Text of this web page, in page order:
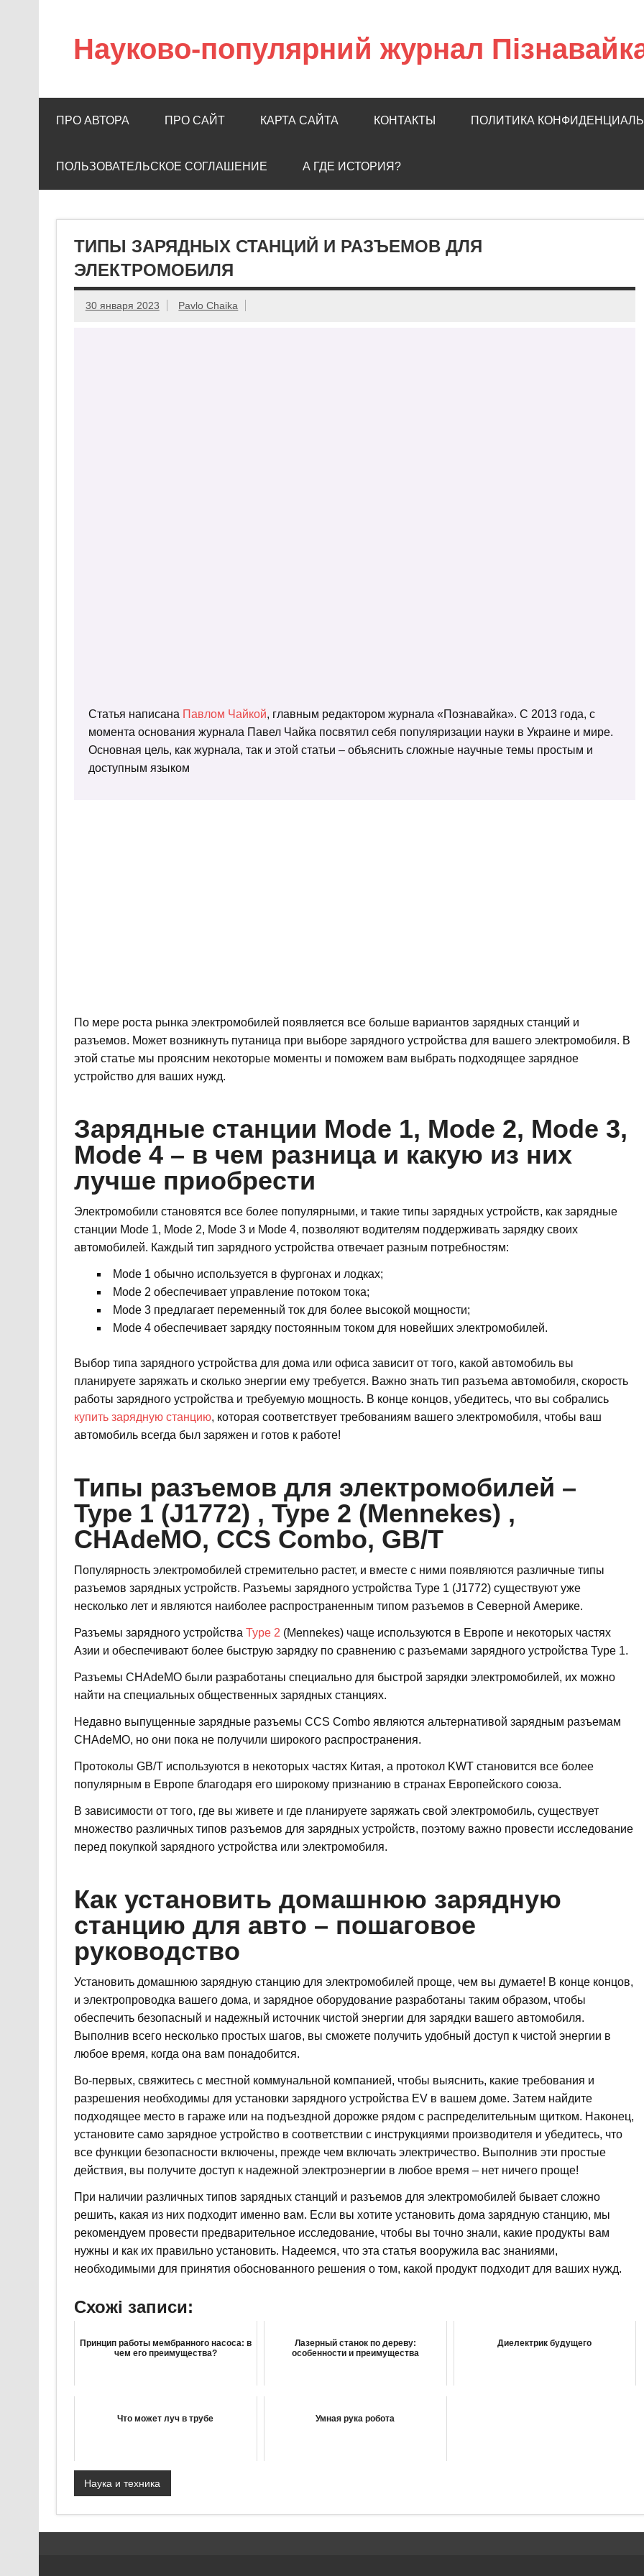
Науково-популярний журнал
ПРО АВТОРА ПРО САЙТ КАРТА САЙТА КОНТАКТЫ ПОЛИТИКА
ПОЛЬЗОВАТЕЛЬСКОЕ СОГЛАШЕНИЕ А ГДЕ ИСТОРИЯ?
ТИПЫ ЗАРЯДНЫХ СТАНЦИЙ И РАЗЪЕМОВ ДЛЯ
ЭЛЕКТРОМОБИЛЯ
30 января 2023 Pavlo Chaika
Статья написана Павлом Чайкой, главным редактором журнала «Познавайка». С 2013 года, с
момента основания журнала Павел Чайка посвятил себя популяризации науки в Украине и мире.
Основная цель, как журнала, так и этой статьи – объяснить сложные научные темы простым и
доступным языком
По мере роста рынка электромобилей появляется все больше вариантов зарядных станций и
разъемов. Может возникнуть путаница при выборе зарядного устройства для вашего электромобиля. В
этой статье мы проясним некоторые моменты и поможем вам выбрать подходящее зарядное
устройство для ваших нужд.
Зарядные станции Mode 1, Mode 2, Mode 3,
Mode 4 – в чем разница и какую из них
лучше приобрести
Электромобили становятся все более популярными, и такие типы зарядных устройств, как зарядные
станции Mode 1, Mode 2, Mode 3 и Mode 4, позволяют водителям поддерживать зарядку своих
автомобилей. Каждый тип зарядного устройства отвечает разным потребностям:
Mode 1 обычно используется в фургонах и лодках;
Mode 2 обеспечивает управление потоком тока;
Mode 3 предлагает переменный ток для более высокой мощности;
Mode 4 обеспечивает зарядку постоянным током для новейших электромобилей.
Выбор типа зарядного устройства для дома или офиса зависит от того, какой автомобиль вы
планируете заряжать и сколько энергии ему требуется. Важно знать тип разъема автомобиля, скорость
работы зарядного устройства и требуемую мощность. В конце концов, убедитесь, что вы собрались
купить зарядную станцию, которая соответствует требованиям вашего электромобиля, чтобы ваш
автомобиль всегда был заряжен и готов к работе!
Типы разъемов для электромобилей –
Type 1 (J1772) , Type 2 (Mennekes) ,
CHAdeMO, CCS Combo, GB/T
Популярность электромобилей стремительно растет, и вместе с ними появляются различные типы
разъемов зарядных устройств. Разъемы зарядного устройства Type 1 (J1772) существуют уже
несколько лет и являются наиболее распространенным типом разъемов в Северной Америке.
Разъемы зарядного устройства Type 2 (Mennekes) чаще используются в Европе и некоторых частях
Азии и обеспечивают более быструю зарядку по сравнению с разъемами зарядного устройства Type 1.
Разъемы CHAdeMO были разработаны специально для быстрой зарядки электромобилей, их можно
найти на специальных общественных зарядных станциях.
Недавно выпущенные зарядные разъемы CCS Combo являются альтернативой зарядным разъемам
CHAdeMO, но они пока не получили широкого распространения.
Протоколы GB/T используются в некоторых частях Китая, а протокол KWT становится все более
популярным в Европе благодаря его широкому признанию в странах Европейского союза.
В зависимости от того, где вы живете и где планируете заряжать свой электромобиль, существует
множество различных типов разъемов для зарядных устройств, поэтому важно провести исследование
перед покупкой зарядного устройства или электромобиля.
Как установить домашнюю зарядную
станцию для авто – пошаговое
руководство
Установить домашнюю зарядную станцию для электромобилей проще, чем вы думаете! В конце концов,
и электропроводка вашего дома, и зарядное оборудование разработаны таким образом, чтобы
обеспечить безопасный и надежный источник чистой энергии для зарядки вашего автомобиля.
Выполнив всего несколько простых шагов, вы сможете получить удобный доступ к чистой энергии в
любое время, когда она вам понадобится.
Во-первых, свяжитесь с местной коммунальной компанией, чтобы выяснить, какие требования и
разрешения необходимы для установки зарядного устройства EV в вашем доме. Затем найдите
подходящее место в гараже или на подъездной дорожке рядом с распределительным щитком. Наконец,
установите само зарядное устройство в соответствии с инструкциями производителя и убедитесь, что
все функции безопасности включены, прежде чем включать электричество. Выполнив эти простые
действия, вы получите доступ к надежной электроэнергии в любое время – нет ничего проще!
При наличии различных типов зарядных станций и разъемов для электромобилей бывает сложно
решить, какая из них подходит именно вам. Если вы хотите установить дома зарядную станцию, мы
рекомендуем провести предварительное исследование, чтобы вы точно знали, какие продукты вам
нужны и как их правильно установить. Надеемся, что эта статья вооружила вас знаниями,
необходимыми для принятия обоснованного решения о том, какой продукт подходит для ваших нужд.
Схожі записи:
Принцип работы мембранного насоса: в
чем его преимущества?
Лазерный станок по дереву:
особенности и преимущества
Диелектрик будущего
Что может луч в трубе Умная рука робота
Наука и техника